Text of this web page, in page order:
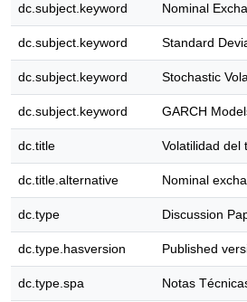
dc.subject.keyword Nominal
dc.subject.keyword Standard
dc.subject.keyword Stochastic
dc.subject.keyword GARCH
dc.title Volatilidad del
dc.title.alternative Nominal
dc.type Discussion
dc.type.hasversion Published
dc.type.spa Notas